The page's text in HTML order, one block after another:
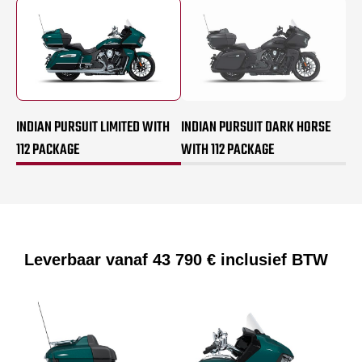
INDIAN PURSUIT LIMITED WITH
112 PACKAGE
INDIAN PURSUIT DARK HORSE
WITH 112 PACKAGE
Leverbaar vanaf 43 790 € inclusief BTW